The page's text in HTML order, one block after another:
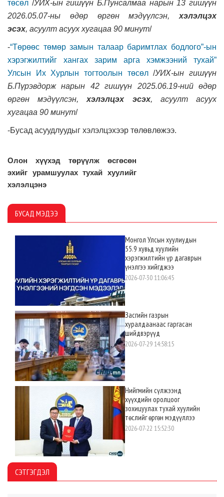
төсөл /УИХ-ын гишүүн Б.Пунсалмаа нарын 13 гишүүн
2026.05.07-ны өдөр өргөн мэдүүлсэн,хэлэлцэх
эсэх, асуулт асуух хугацаа 90 минут/
-“Төрөөс төмөр замын талаар баримтлах бодлого”-ын
хэрэгжилтийг хангах зарим арга хэмжээний тухай”
Улсын Их Хурлын тогтоолын төсөл/УИХ-ын гишүүн
Б.Пүрэвдорж нарын 42 гишүүн
2025.06.19-ний өдөр
өргөн мэдүүлсэн,хэлэлцэх эсэх, асуулт асуух
хугацаа 90 минут/
-Бусад асуудлуудыг хэлэлцэхээр төлөвлөжээ.
Олон хүүхэд төрүүлж өсгөсөн
эхийг урамшуулах тухай хуулийг
хэлэлцэнэ
БУСАД МЭДЭЭ
Монгол Улсын хуулиудын
55.9 хувьд хуулийн
хэрэгжилтийн үр дагаврын
үнэлгээ хийгджээ
2026-07-30 11:06:45
Засгийн газрын
хуралдаанаас гаргасан
шийдвэрүүд
2026-07-29 14:58:15
Нийгмийн сүлжээнд
хүүхдийн оролцоог
зохицуулах тухай хуулийн
төслийг өргөн мэдүүллээ
2026-07-22 15:52:30
СЭТГЭГДЭЛ